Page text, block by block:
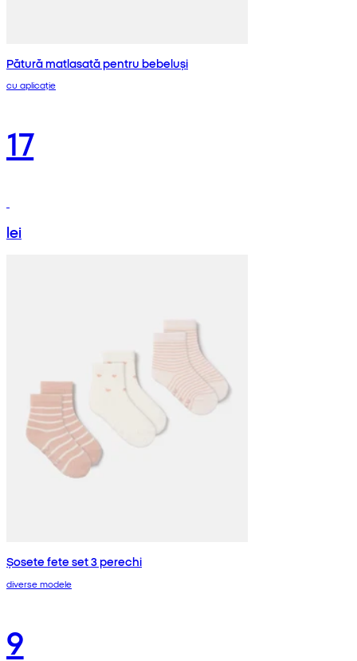
Pătură matlasată pentru bebeluși
cu aplicație
17
lei
Șosete fete set 3 perechi
diverse modele
9